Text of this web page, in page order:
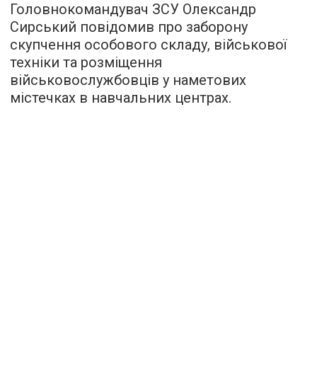
Головнокомандувач ЗСУ Олександр
Сирський повідомив про заборону
скупчення особового складу, військової
техніки та розміщення
військовослужбовців у наметових
містечках в навчальних центрах.